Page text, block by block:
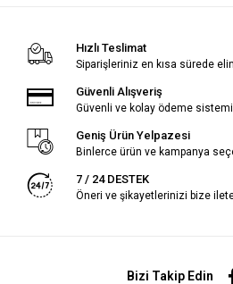
Hızlı Teslimat
Siparişleriniz en kısa sürede
Güvenli Alışveriş
Güvenli ve kolay ödeme sistemi
Geniş Ürün Yelpazesi
Binlerce ürün ve kampanya
7 / 24 DESTEK
Öneri ve şikayetlerinizi bize
Bizi Takip Edin